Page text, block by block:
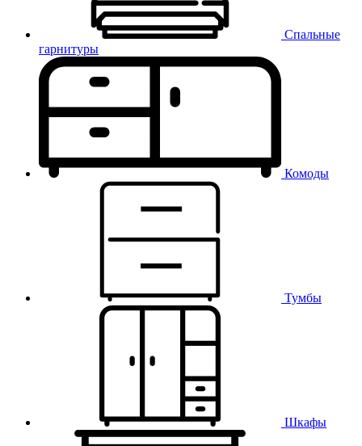
Спальные
гарнитуры
Комоды
Тумбы
Шкафы